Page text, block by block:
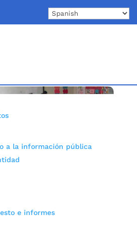
a la información pública
e informes
pedagógicos
incluyente: contratamos
de señas
de los estudiantes